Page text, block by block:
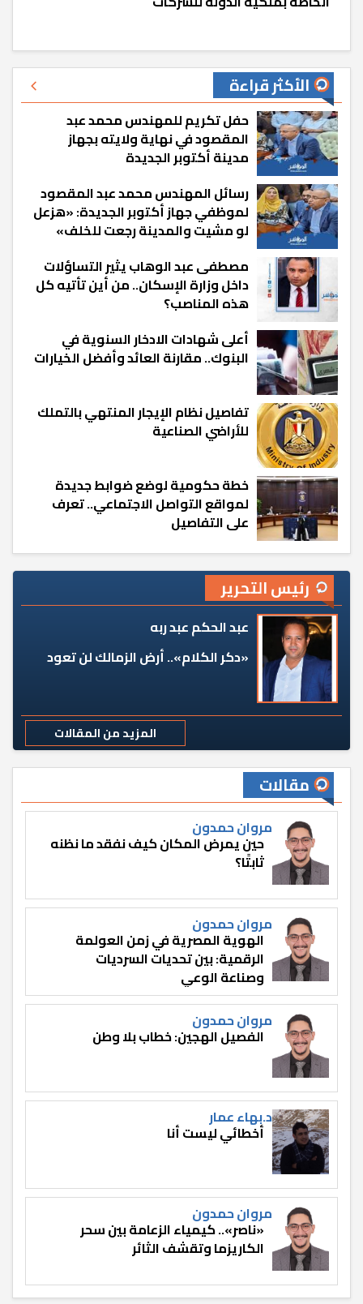
الأكثر قراءة
حفل تكريم للمهندس محمد عبد
المقصود في نهاية ولايته بجهاز
مدينة أكتوبر الجديدة
رسائل المهندس محمد عبد المقصود
لموظفي جهاز أكتوبر الجديدة: «هزعل
لو مشيت والمدينة رجعت للخلف»
مصطفى عبد الوهاب يثير التساؤلات
داخل وزارة الإسكان.. من أين تأتيه كل
هذه المناصب؟
أعلى شهادات الادخار السنوية في
البنوك.. مقارنة العائد وأفضل الخيارات
تفاصيل نظام الإيجار المنتهي بالتملك
للأراضي الصناعية
خطة حكومية لوضع ضوابط جديدة
لمواقع التواصل الاجتماعي.. تعرف
على التفاصيل
رئيس التحرير
عبد الحكم عبد ربه
«دكر الكلام».. أرض الزمالك لن تعود
المزيد من المقالات
مقالات
مروان حمدون
حين يمرض المكان كيف نفقد ما نظنه
ثابتًا؟
مروان حمدون
الهوية المصرية في زمن العولمة
الرقمية: بين تحديات السرديات
وصناعة الوعي
مروان حمدون
الفصيل الهجين: خطاب بلا وطن
د.بهاء عمار
أخطائي ليست أنا
مروان حمدون
«ناصر».. كيمياء الزعامة بين سحر
الكاريزما وتقشف الثائر